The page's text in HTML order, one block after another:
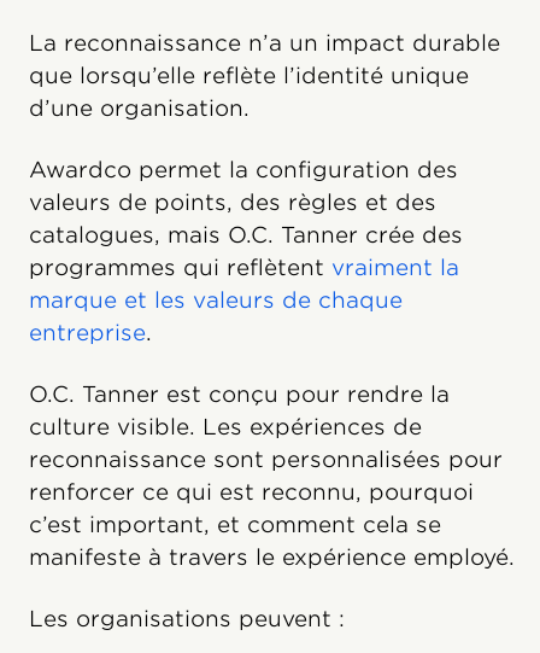
La reconnaissance n’a un impact durable
que lorsqu’elle reflète l’identité unique
d’une organisation.
Awardco permet la configuration des
valeurs de points, des règles et des
catalogues, mais O.C. Tanner crée des
programmes qui reflètent vraiment la
marque et les valeurs de chaque
entreprise.
O.C. Tanner est conçu pour rendre la
culture visible. Les expériences de
reconnaissance sont personnalisées pour
renforcer ce qui est reconnu, pourquoi
c’est important, et comment cela se
manifeste à travers le expérience employé.
Les organisations peuvent :